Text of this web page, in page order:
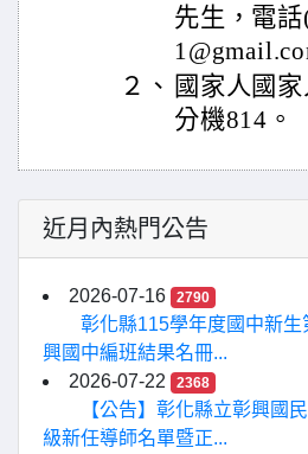
先生，電
２、 國家人國
分機814。
近月內熱門公告
2026-07-16 2790
彰化縣115學年度國中新
興國中編班結果名冊...
2026-07-22
2368
【公告】彰化縣立彰興國
級新任導師名單暨正...